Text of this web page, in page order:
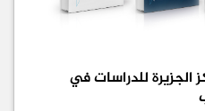
الجزيرة للدراسات في